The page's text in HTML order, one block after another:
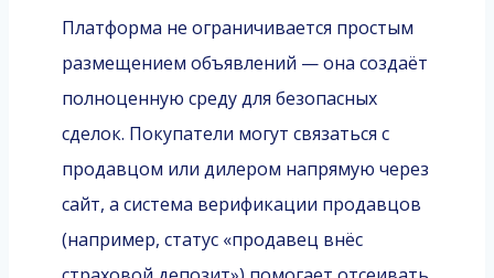
Платформа не ограничивается простым
размещением объявлений — она создаёт
полноценную среду для безопасных
сделок. Покупатели могут связаться с
продавцом или дилером напрямую через
сайт, а система верификации продавцов
(например, статус «продавец внёс